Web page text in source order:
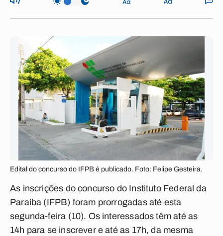
Edital do concurso do IFPB é publicado. Foto: Felipe Gesteira.
As inscrições do concurso do Instituto Federal da
Paraíba (IFPB) foram prorrogadas até esta
segunda-feira (10). Os interessados têm até as
14h para se inscrever e até as 17h, da mesma